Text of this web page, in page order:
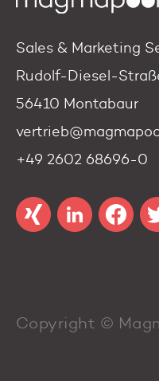
Sales & Marketing
Rudolf-Diesel-
56410 Montabaur
+49 2602 68696-0
Copyright ©